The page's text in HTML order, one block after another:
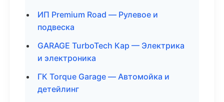
ИП Premium Road — Рулевое и
подвеска
GARAGE TurboTech Кар — Электрика
и электроника
ГК Torque Garage — Автомойка и
детейлинг